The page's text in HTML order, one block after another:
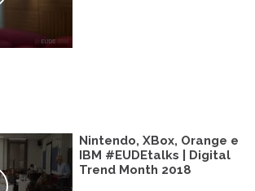
Nintendo, XBox, Orange e
IBM #EUDEtalks | Digital
Trend Month 2018